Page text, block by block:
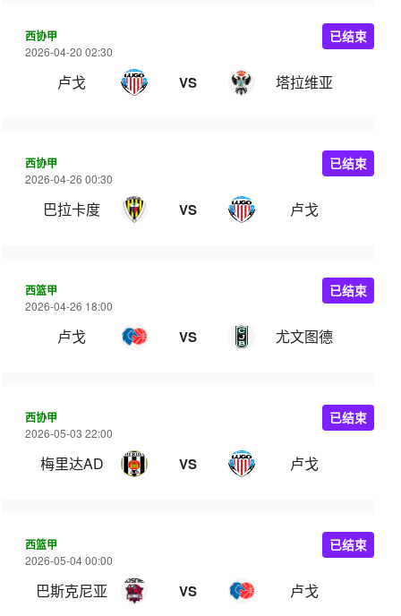
西协甲
2026-04-20 02:30
卢戈 VS 塔拉维亚
已结束
西协甲
2026-04-26 00:30
巴拉卡度 VS 卢戈
已结束
西篮甲
2026-04-26 18:00
卢戈 VS 尤文图德
已结束
西协甲
2026-05-03 22:00
梅里达AD VS 卢戈
已结束
西篮甲
2026-05-04 00:00
巴斯克尼亚 VS 卢戈
已结束